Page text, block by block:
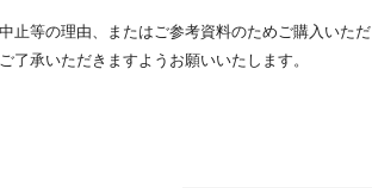
止等の理由、またはご参考資料のためご購入いただ
了承いただきますようお願いいたします。